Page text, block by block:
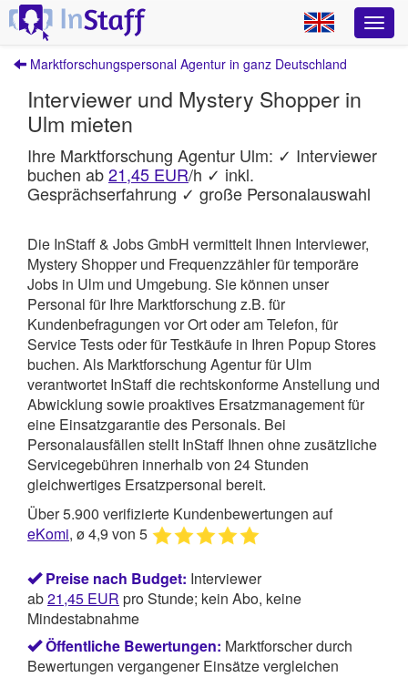
Marktforschungspersonal Agentur in ganz Deutschland
Interviewer und Mystery Shopper in
Ulm mieten
Ihre Marktforschung Agentur Ulm: ✓ Interviewer
buchen ab21,45 EUR/h ✓ inkl.
Gesprächserfahrung ✓ große Personalauswahl
Die InStaff & Jobs GmbH vermittelt Ihnen Interviewer,
Mystery Shopper und Frequenzzähler für temporäre
Jobs in Ulm und Umgebung. Sie können unser
Personal für Ihre Marktforschung z.B. für
Kundenbefragungen vor Ort oder am Telefon, für
Service Tests oder für Testkäufe in Ihren Popup Stores
buchen. Als Marktforschung Agentur für Ulm
verantwortet InStaffdie rechtskonforme Anstellung und
Abwicklung sowie proaktives Ersatzmanagement für
eine Einsatzgarantie des Personals. Bei
Personalausfällen stellt InStaff Ihnen ohne zusätzliche
Servicegebühren innerhalb von 24 Stunden
gleichwertiges Ersatzpersonal bereit.
Über 5.900 verifizierte Kundenbewertungen auf
eKomi, ø 4,9 von 5
Preise nach Budget: Interviewer
ab21,45 EUR pro Stunde; kein Abo, keine
Mindestabnahme
Öffentliche Bewertungen: Marktforscher durch
Bewertungen vergangener Einsätze vergleichen